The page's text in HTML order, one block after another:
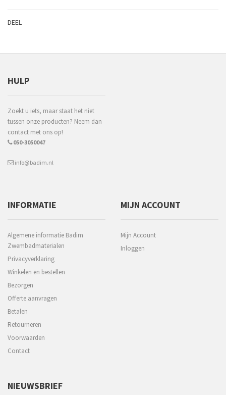
DEEL
HULP
Zoekt u iets, maar staat het niet
tussen onze producten? Neem dan
contact met ons op!
050-3050047
info@badim.nl
INFORMATIE
Algemene informatie Badim
Zwembadmaterialen
Privacyverklaring
Winkelen en bestellen
Bezorgen
Offerte aanvragen
Betalen
Retourneren
Voorwaarden
Contact
MIJN ACCOUNT
Mijn Account
Inloggen
NIEUWSBRIEF